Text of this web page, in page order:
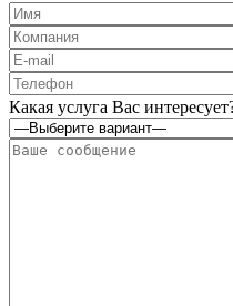
Оставьте
это
поле
Какая услуга Вас